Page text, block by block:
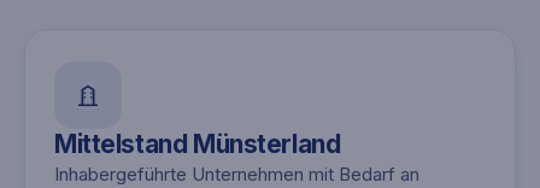
Mittelstand Münsterland
Inhabergeführte Unternehmen mit Bedarf an